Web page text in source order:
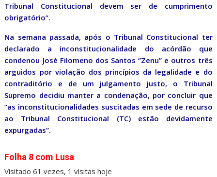
Tribunal Constitucional devem ser de cumprimento
obrigatório”.
Na semana passada, após o Tribunal Constitucional ter
declarado a inconstitucionalidade do acórdão que
condenou José Filomeno dos Santos “Zenu” e outros três
arguidos por violação dos princípios da legalidade e do
contraditório e de um julgamento justo, o Tribunal
Supremo decidiu manter a condenação, por concluir que
“as inconstitucionalidades suscitadas em sede de recurso
ao Tribunal Constitucional (TC) estão devidamente
expurgadas”.
Folha 8 com Lusa
Visitado 61 vezes, 1 visitas hoje